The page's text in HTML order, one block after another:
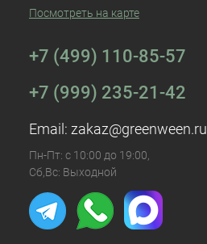
Посмотреть на карте
+7 (499) 110-85-57
+7 (999) 235-21-42
Email: zakaz@greenween.ru
Пн-Пт: с 10:00 до 19:00,
Сб,Вс: Выходной